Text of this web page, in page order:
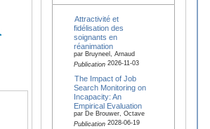
Attractivité et
fidélisation des
soignants en
réanimation
par Bruyneel, Arnaud
Publication2026-11-03
The Impact of Job
Search Monitoring on
Incapacity: An
Empirical Evaluation
par De Brouwer, Octave
Publication2028-06-19